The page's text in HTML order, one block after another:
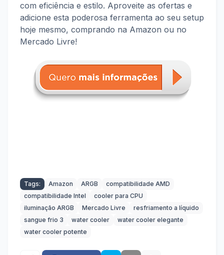
com eficiência e estilo. Aproveite as ofertas e
adicione esta poderosa ferramenta ao seu setup
hoje mesmo, comprando na Amazon ou no
Mercado Livre!
Tags: Amazon ARGB
compatibilidade AMD
compatibilidade Intel
cooler para CPU
iluminação ARGB
Mercado Livre
resfriamento a líquido
sangue frio 3
water cooler
water cooler elegante
water cooler potente